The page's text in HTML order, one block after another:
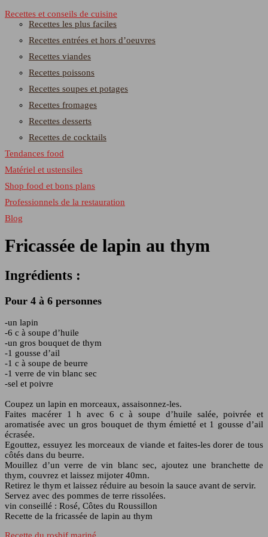
Recettes et conseils de cuisine
Recettes les plus faciles
Recettes entrées et hors d’oeuvres
Recettes viandes
Recettes poissons
Recettes soupes et potages
Recettes fromages
Recettes desserts
Recettes de cocktails
Tendances food
Matériel et ustensiles
Shop food et bons plans
Professionnels de la restauration
Blog
Fricassée de lapin au thym
Ingrédients :
Pour 4 à 6 personnes
-un lapin
-6 c à soupe d’huile
-un gros bouquet de thym
-1 gousse d’ail
-1 c à soupe de beurre
-1 verre de vin blanc sec
-sel et poivre
Coupez un lapin en morceaux, assaisonnez-les.
Faites macérer 1 h avec 6 c à soupe d’huile salée, poivrée et
aromatisée avec un gros bouquet de thym émietté et 1 gousse d’ail
écrasée.
Egouttez, essuyez les morceaux de viande et faites-les dorer de tous
côtés dans du beurre.
Mouillez d’un verre de vin blanc sec, ajoutez une branchette de
thym, couvrez et laissez mijoter 40mn.
Retirez le thym et laissez réduire au besoin la sauce avant de servir.
Servez avec des pommes de terre rissolées.
vin conseillé : Rosé, Côtes du Roussillon
Recette de la fricassée de lapin au thym